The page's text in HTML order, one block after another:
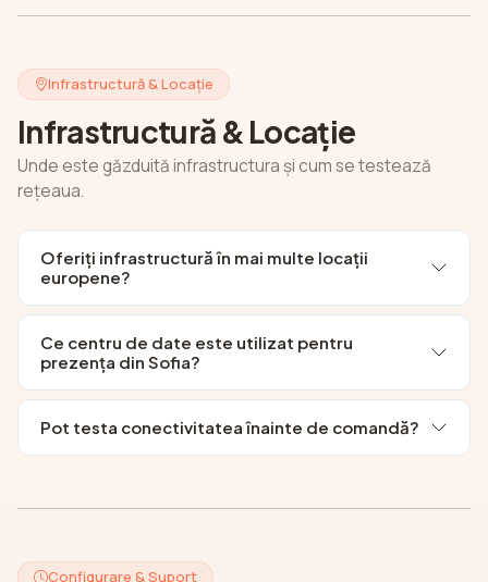
Infrastructură & Locație
Infrastructură & Locație
Unde este găzduită infrastructura și cum se testează
rețeaua.
Oferiți infrastructură în mai multe locații
europene?
Ce centru de date este utilizat pentru
prezența din Sofia?
Pot testa conectivitatea înainte de comandă?
Configurare & Suport